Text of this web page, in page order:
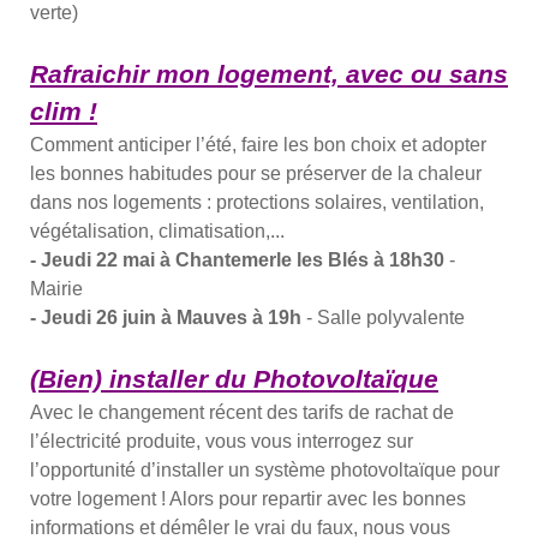
verte)
Rafraichir mon logement, avec ou sans
clim !
Comment anticiper l’été, faire les bon choix et adopter
les bonnes habitudes pour se préserver de la chaleur
dans nos logements : protections solaires, ventilation,
végétalisation, climatisation,...
- Jeudi 22 mai à Chantemerle les Blés à 18h30 -
Mairie
- Jeudi 26 juin à Mauves à 19h - Salle polyvalente
(Bien) installer du Photovoltaïque
Avec le changement récent des tarifs de rachat de
l’électricité produite, vous vous interrogez sur
l’opportunité d’installer un système photovoltaïque pour
votre logement ! Alors pour repartir avec les bonnes
informations et démêler le vrai du faux, nous vous